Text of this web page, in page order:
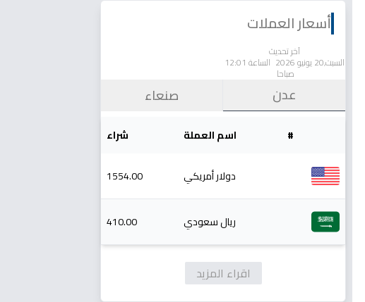
أسعار العملات
آخر تحديث
السبت,20 يونيو 2026 الساعة 12:01
صباحا
عدن صنعاء
# اسم العملة شراء
دولار أمريكي 1554.00
ريال سعودي 410.00
اقراء المزيد